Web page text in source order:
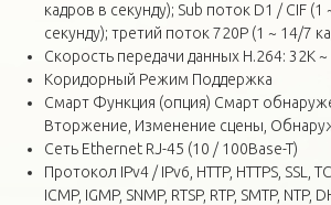
кадров в секунду); Sub поток D1 / CIF
секунду); третий поток 720P (1 ~ 14/7
Скорость передачи данных H.264: 32K
Коридорный Режим Поддержка
Смарт Функция (опция) Смарт
Вторжение, Изменение сцены,
Сеть Ethernet RJ-45 (10 / 100Base-T)
Протокол IPv4 / IPv6, HTTP, HTTPS, SSL,
ICMP, IGMP, SNMP, RTSP, RTP, SMTP, NTP,